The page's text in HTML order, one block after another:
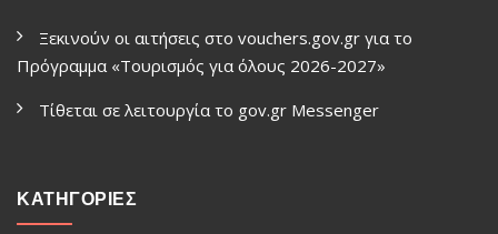
Ξεκινούν οι αιτήσεις στο vouchers.gov.gr για το
Πρόγραμμα «Τουρισμός για όλους 2026-2027»
Τίθεται σε λειτουργία το gov.gr Μessenger
ΚΑΤΗΓΟΡΙΕΣ